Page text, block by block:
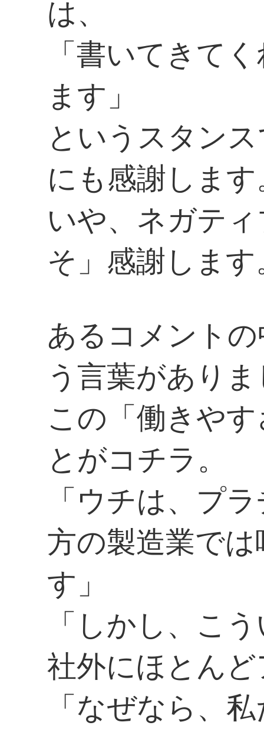
は、
「書いてきて
ます」
というスタン
にも感謝します
いや、ネガテ
そ」感謝します
あるコメント
う言葉があり
この「働きや
とがコチラ。
「ウチは、プ
方の製造業で
す」
「しかし、こ
社外にほとん
「なぜなら、